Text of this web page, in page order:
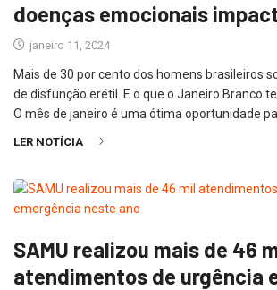
doenças emocionais
janeiro 11, 2024
Mais de 30 por cento dos homens brasileiros
de disfunção erétil. E o que o Janeiro Branco
O mês de janeiro é uma ótima oportunidade
LER NOTÍCIA
SAMU realizou mais de 46
atendimentos de urgência